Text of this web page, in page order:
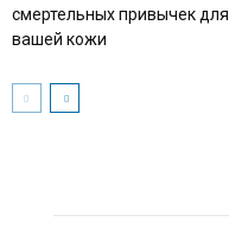
смертельных привычек для
вашей кожи